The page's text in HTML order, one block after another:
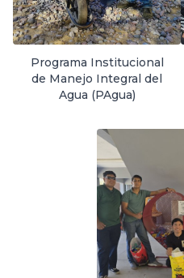
Programa Institucional
de Manejo Integral del
Agua (PAgua)